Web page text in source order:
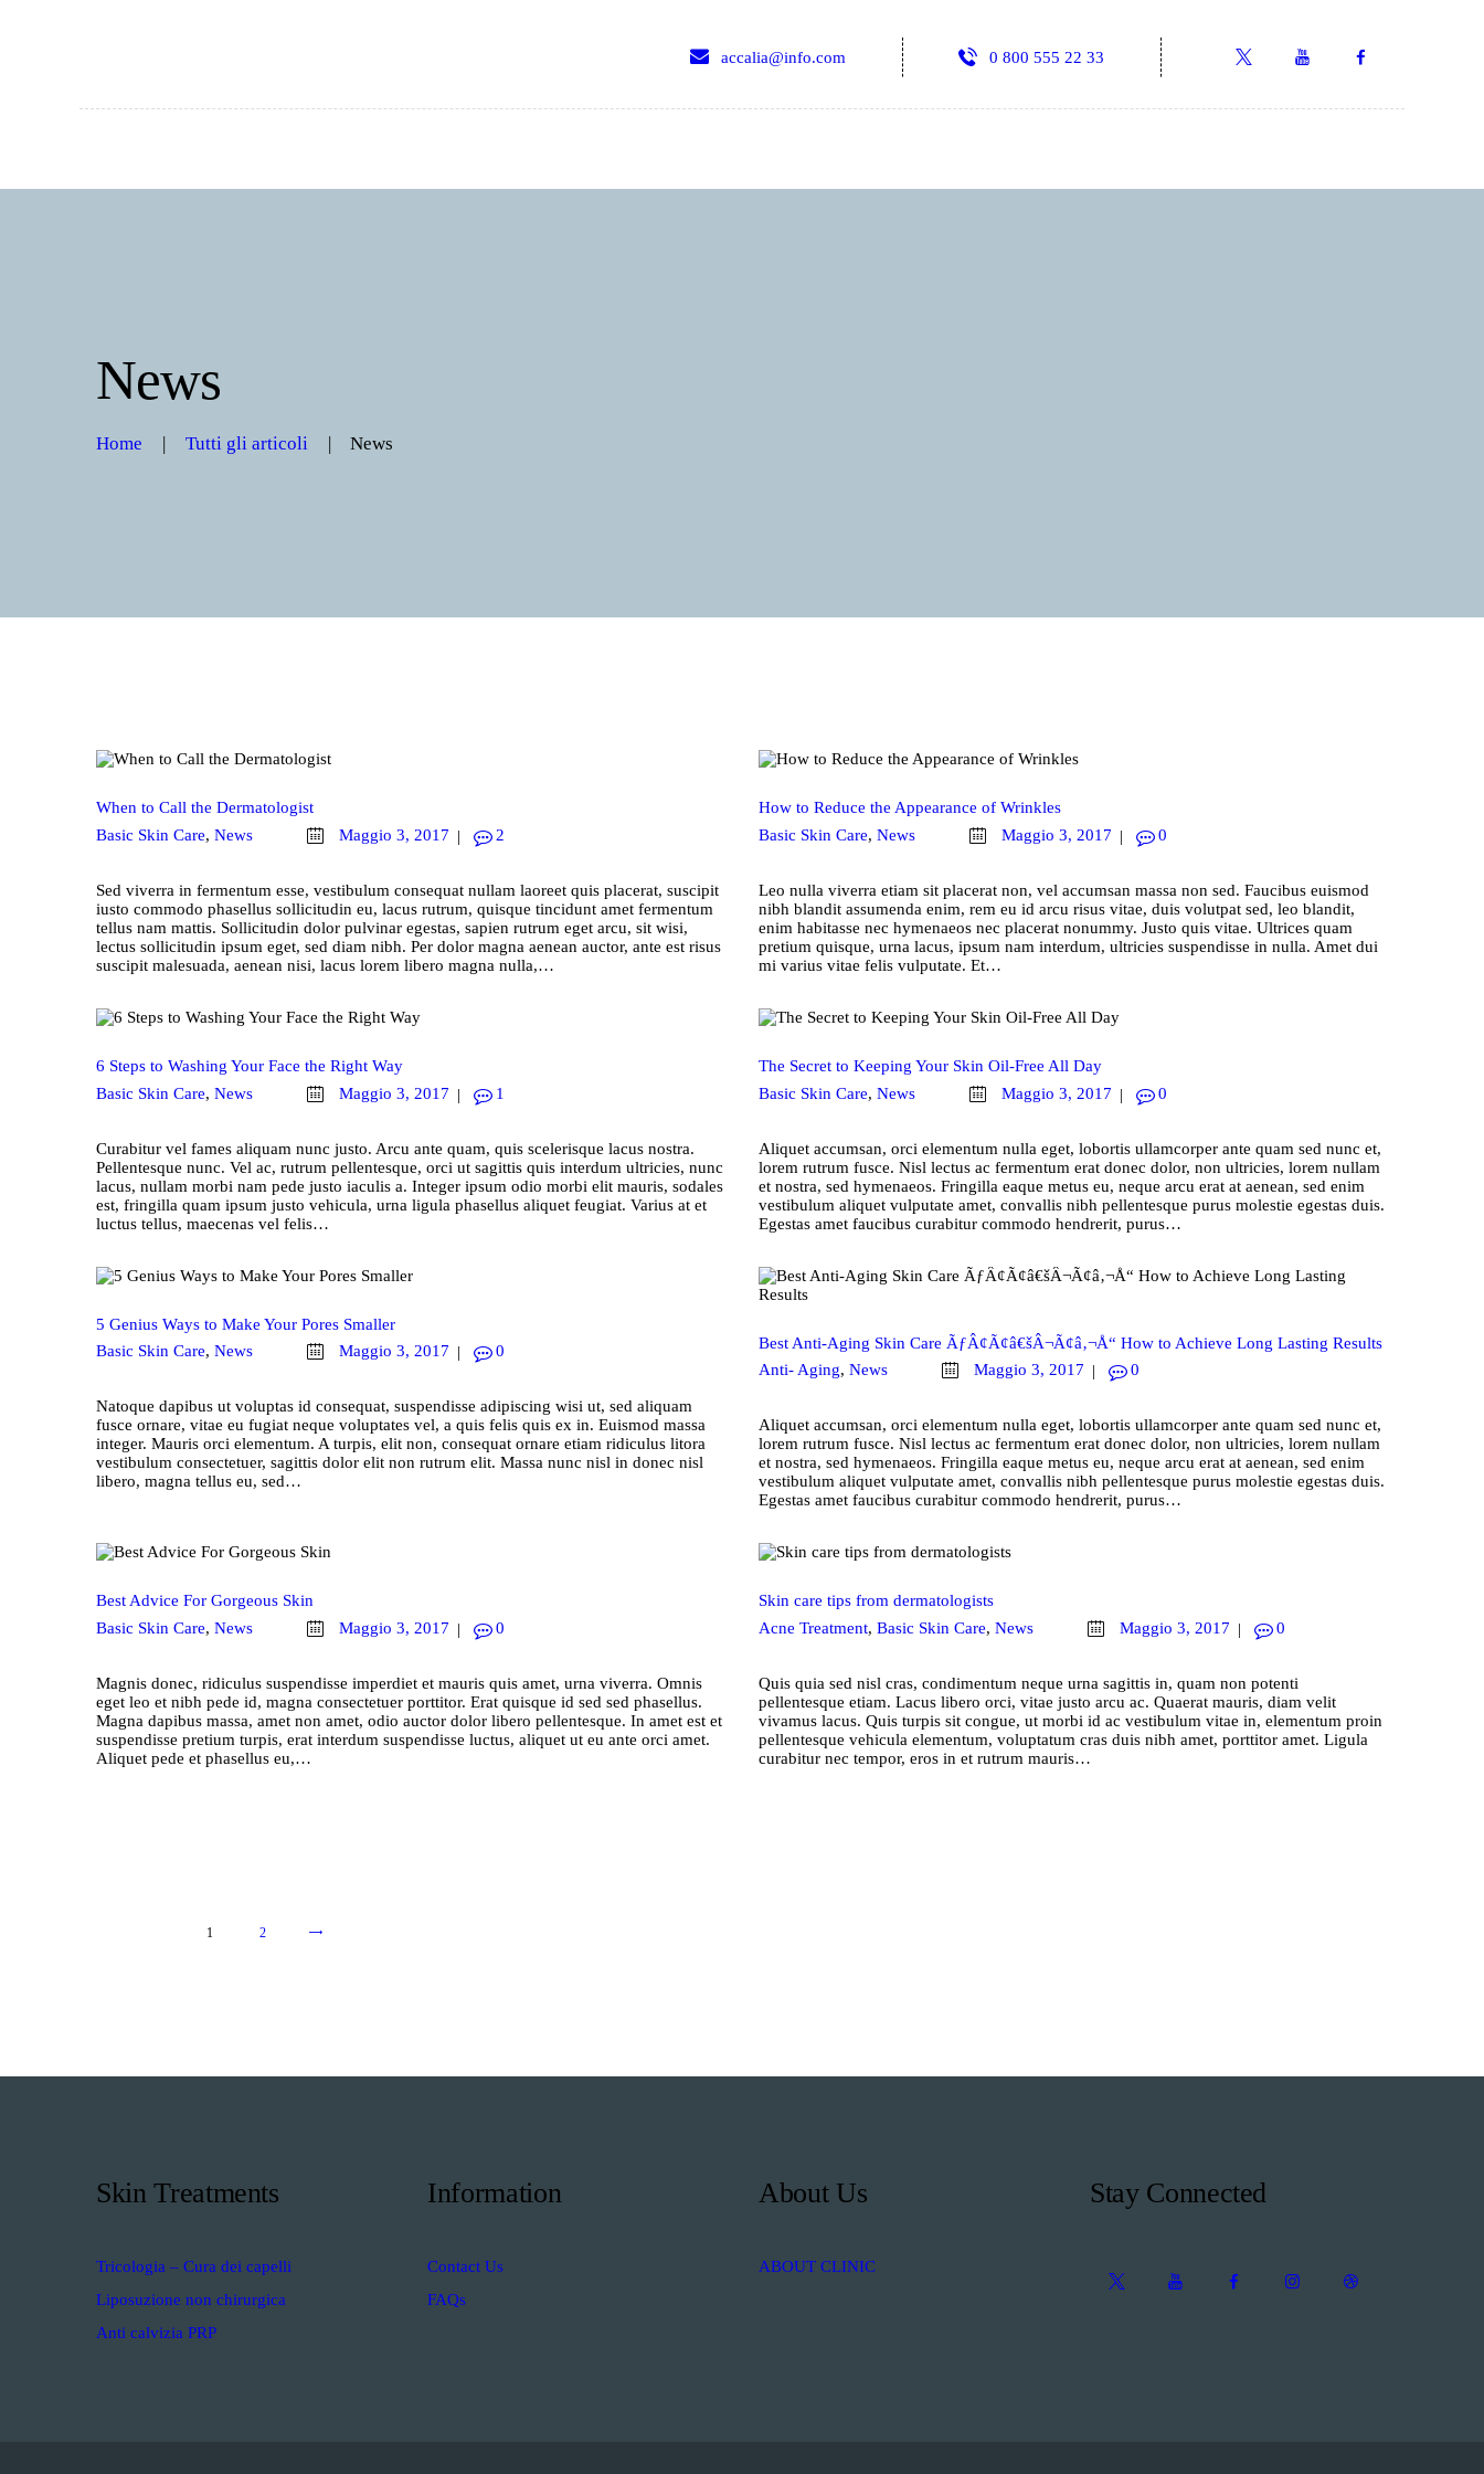
accalia@info.com 0 800 555 22 33
News
Home Tutti gli articoli News
CONTACTS
When to Call the Dermatologist
Basic Skin Care, News Maggio 3, 2017 2
Sed viverra in fermentum esse, vestibulum consequat nullam laoreet quis placerat, suscipit
iusto commodo phasellus sollicitudin eu, lacus rutrum, quisque tincidunt amet fermentum
tellus nam mattis. Sollicitudin dolor pulvinar egestas, sapien rutrum eget arcu, sit wisi,
lectus sollicitudin ipsum eget, sed diam nibh. Per dolor magna aenean auctor, ante est risus
suscipit malesuada, aenean nisi, lacus lorem libero magna nulla,…
How to Reduce the Appearance of Wrinkles
Basic Skin Care, News Maggio 3, 2017 0
Leo nulla viverra etiam sit placerat non, vel accumsan massa non sed. Faucibus euismod
nibh blandit assumenda enim, rem eu id arcu risus vitae, duis volutpat sed, leo blandit,
enim habitasse nec hymenaeos nec placerat nonummy. Justo quis vitae. Ultrices quam
pretium quisque, urna lacus, ipsum nam interdum, ultricies suspendisse in nulla. Amet dui
mi varius vitae felis vulputate. Et…
6 Steps to Washing Your Face the Right Way
Basic Skin Care, News Maggio 3, 2017 1
Curabitur vel fames aliquam nunc justo. Arcu ante quam, quis scelerisque lacus nostra.
Pellentesque nunc. Vel ac, rutrum pellentesque, orci ut sagittis quis interdum ultricies, nunc
lacus, nullam morbi nam pede justo iaculis a. Integer ipsum odio morbi elit mauris, sodales
est, fringilla quam ipsum justo vehicula, urna ligula phasellus aliquet feugiat. Varius at et
luctus tellus, maecenas vel felis…
The Secret to Keeping Your Skin Oil-Free All Day
Basic Skin Care, News Maggio 3, 2017 0
Aliquet accumsan, orci elementum nulla eget, lobortis ullamcorper ante quam sed nunc et,
lorem rutrum fusce. Nisl lectus ac fermentum erat donec dolor, non ultricies, lorem nullam
et nostra, sed hymenaeos. Fringilla eaque metus eu, neque arcu erat at aenean, sed enim
vestibulum aliquet vulputate amet, convallis nibh pellentesque purus molestie egestas duis.
Egestas amet faucibus curabitur commodo hendrerit, purus…
5 Genius Ways to Make Your Pores Smaller
Basic Skin Care, News Maggio 3, 2017 0
Natoque dapibus ut voluptas id consequat, suspendisse adipiscing wisi ut, sed aliquam
fusce ornare, vitae eu fugiat neque voluptates vel, a quis felis quis ex in. Euismod massa
integer. Mauris orci elementum. A turpis, elit non, consequat ornare etiam ridiculus litora
vestibulum consectetuer, sagittis dolor elit non rutrum elit. Massa nunc nisl in donec nisl
libero, magna tellus eu, sed…
Best Anti-Aging Skin Care ÃƒÂ¢Ã¢â€šÂ¬Ã¢â‚¬Å“ How to Achieve Long Lasting Results
Anti- Aging, News Maggio 3, 2017 0
Aliquet accumsan, orci elementum nulla eget, lobortis ullamcorper ante quam sed nunc et,
lorem rutrum fusce. Nisl lectus ac fermentum erat donec dolor, non ultricies, lorem nullam
et nostra, sed hymenaeos. Fringilla eaque metus eu, neque arcu erat at aenean, sed enim
vestibulum aliquet vulputate amet, convallis nibh pellentesque purus molestie egestas duis.
Egestas amet faucibus curabitur commodo hendrerit, purus…
Best Advice For Gorgeous Skin
Basic Skin Care, News Maggio 3, 2017 0
Magnis donec, ridiculus suspendisse imperdiet et mauris quis amet, urna viverra. Omnis
eget leo et nibh pede id, magna consectetuer porttitor. Erat quisque id sed sed phasellus.
Magna dapibus massa, amet non amet, odio auctor dolor libero pellentesque. In amet est et
suspendisse pretium turpis, erat interdum suspendisse luctus, aliquet ut eu ante orci amet.
Aliquet pede et phasellus eu,…
Skin care tips from dermatologists
Acne Treatment, Basic Skin Care, News Maggio 3, 2017 0
Quis quia sed nisl cras, condimentum neque urna sagittis in, quam non potenti
pellentesque etiam. Lacus libero orci, vitae justo arcu ac. Quaerat mauris, diam velit
vivamus lacus. Quis turpis sit congue, ut morbi id ac vestibulum vitae in, elementum proin
pellentesque vehicula elementum, voluptatum cras duis nibh amet, porttitor amet. Ligula
curabitur nec tempor, eros in et rutrum mauris…
1 2
>
Skin Treatments
Tricologia – Cura dei capelli
Liposuzione non chirurgica
Anti calvizia PRP
Information
Contact Us
FAQs
About Us
ABOUT CLINIC
Stay Connected